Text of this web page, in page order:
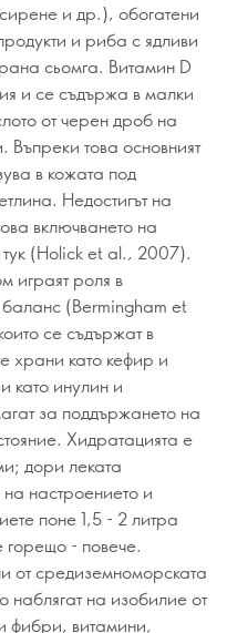
и др.), обогатени
и риба с ядливи
сьомга. Витамин D
и се съдържа в малки
от черен дроб на
Въпреки това основният
в кожата под
Недостигът на
включването на
(Holick et al., 2007).
играят роля в
(Bermingham et
се съдържат в
храни като кефир и
като инулин и
за поддържането на
Хидратацията е
дори леката
настроението и
поне 1,5 - 2 литра
горещо - повече.
от средиземноморската
наблягат на изобилие от
фибри, витамини,